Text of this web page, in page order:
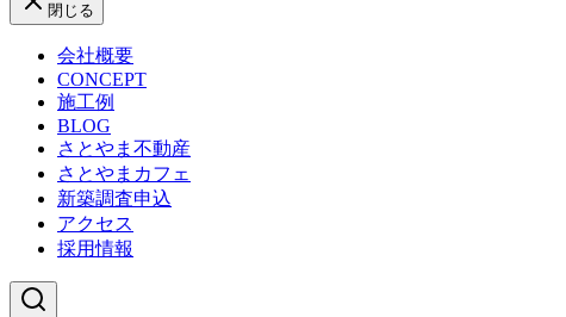
閉じる
会社概要
CONCEPT
施工例
BLOG
さとやま不動産
さとやまカフェ
新築調査申込
アクセス
採用情報